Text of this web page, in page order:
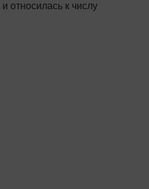
относилась к числу